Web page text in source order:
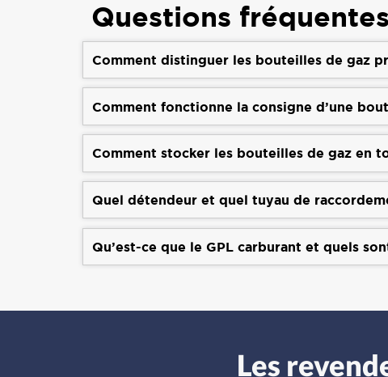
Questions fréquentes
Comment distinguer les bouteilles de gaz
Comment fonctionne la consigne d’une
Comment stocker les bouteilles de gaz en
Quel détendeur et quel tuyau de
Qu’est-ce que le GPL carburant et quels
Les